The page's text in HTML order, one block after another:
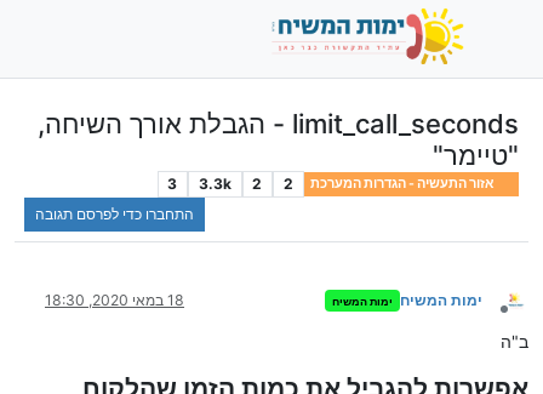
limit_call_seconds - הגבלת אורך השיחה,
"טיימר"
אזור התעשיה - הגדרות המערכת 2
2
3.3k
3
התחברו כדי לפרסם תגובה
מנותק
ימות המשיח ימות המשיח 18 במאי 2020, 18:30
ב"ה